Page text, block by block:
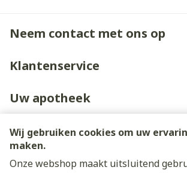
Wij gebruiken cookies om uw
maken.
Onze webshop maakt uitsluitend
Neem contact met ons op
Klantenservice
Uw apotheek